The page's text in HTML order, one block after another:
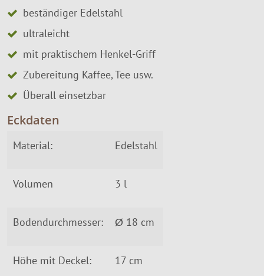
beständiger Edelstahl
ultraleicht
mit praktischem Henkel-Griff
Zubereitung Kaffee, Tee usw.
Überall einsetzbar
Eckdaten
Material: Edelstahl
Volumen 3 l
Bodendurchmesser: Ø 18 cm
Höhe mit Deckel: 17 cm